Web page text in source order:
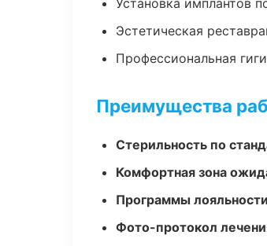
Установка имплантов
Эстетическая
Профессиональная
Преимущества
Стерильность по
Комфортная зона
Программы
Фото-протокол